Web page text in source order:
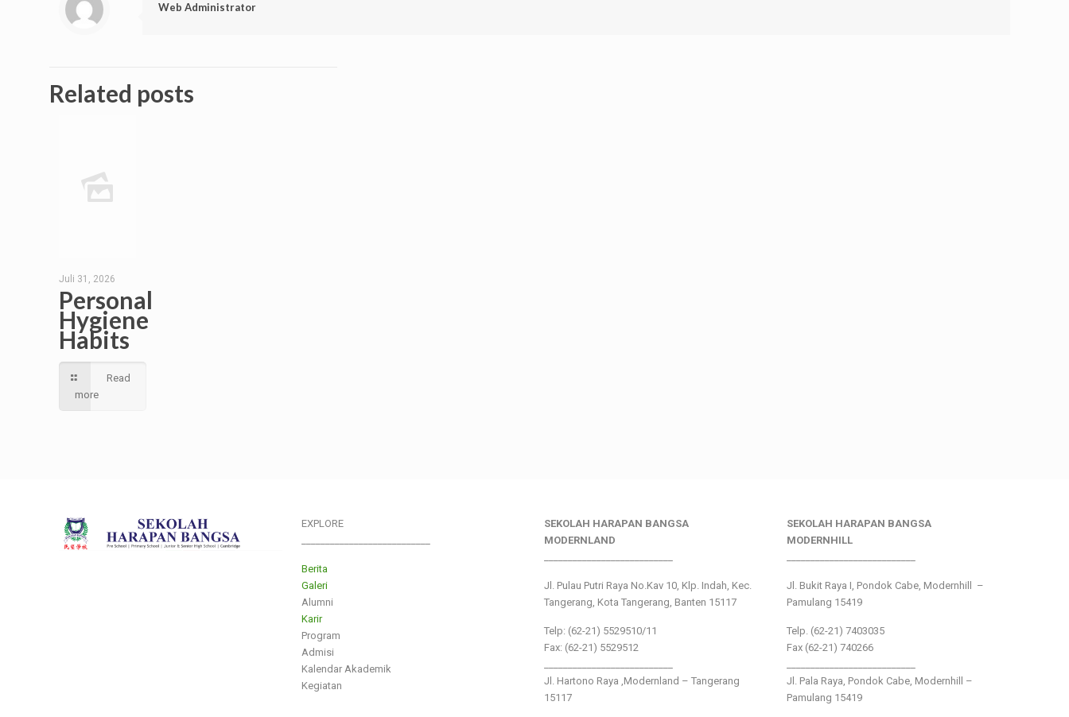
Web Administrator
Related posts
Juli 31, 2026
Personal
Hygiene
Habits
Read
more
EXPLORE
Berita
Galeri
Alumni
Karir
Program
Admisi
Kalendar Akademik
Kegiatan
SEKOLAH HARAPAN BANGSA
MODERNLAND
Jl. Pulau Putri Raya No.Kav 10, Klp. Indah, Kec.
Tangerang, Kota Tangerang, Banten 15117
Telp: (62-21) 5529510/11
Fax: (62-21) 5529512
Jl. Hartono Raya ,Modernland – Tangerang
15117
SEKOLAH HARAPAN BANGSA
MODERNHILL
Jl. Bukit Raya I, Pondok Cabe, Modernhill –
Pamulang 15419
Telp. (62-21) 7403035
Fax (62-21) 740266
Jl. Pala Raya, Pondok Cabe, Modernhill –
Pamulang 15419